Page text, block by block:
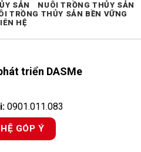
triển DASMe
0901.011.083
GÓP Ý
SẢN
NUÔI TRỒNG THỦY SẢN
TRỒNG THỦY SẢN BỀN VỮNG
HỆ